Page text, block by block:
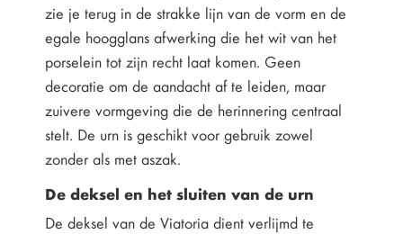
zie je terug in de strakke lijn van de vorm en de
egale hoogglans afwerking die het wit van het
porselein tot zijn recht laat komen. Geen
decoratie om de aandacht af te leiden, maar
zuivere vormgeving die de herinnering centraal
stelt. De urn is geschikt voor gebruik zowel
zonder als met aszak.
De deksel en het sluiten van de urn
De deksel van de Viatoria dient verlijmd te